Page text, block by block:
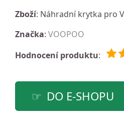
Zboží: Náhradní krytka pro
Značka: VOOPOO
Hodnocení produktu:
DO E-SHOPU